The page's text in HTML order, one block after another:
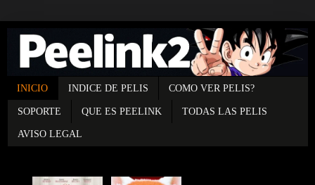
INICIO INDICE DE PELIS COMO VER PELIS?
SOPORTE QUE ES PEELINK TODAS LAS PELIS
AVISO LEGAL